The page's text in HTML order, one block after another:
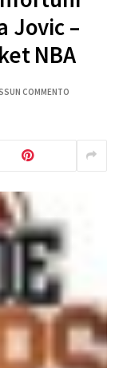
Jovic –
NBA
COMMENTO